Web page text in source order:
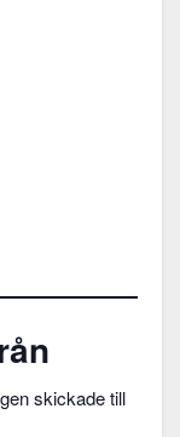
skickade till